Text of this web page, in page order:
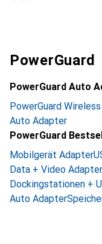
PowerGuard
PowerGuard Auto
PowerGuard
Auto Adapter
PowerGuard
Mobilgerät Adapter
Data + Video Adapter
Dockingstationen +
Auto Adapter